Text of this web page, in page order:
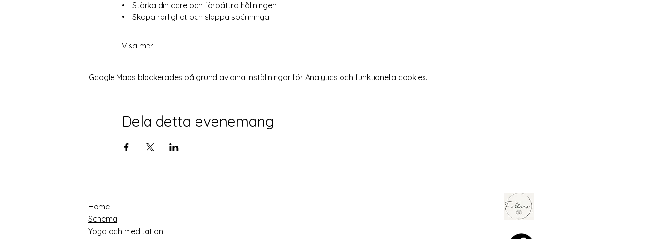
•    Stärka din core och förbättra hållningen
•    Skapa rörlighet och släppa spänninga
Visa mer
Google Maps blockerades på grund av dina inställningar för Analytics och funktionella cookies.
Dela detta evenemang
Home
Schema
Yoga och meditation